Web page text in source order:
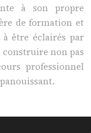
à son propre
de formation et
à être éclairés par
construire non pas
professionnel